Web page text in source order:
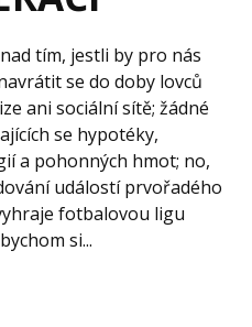
tím, jestli by pro nás
se do doby lovců
ani sociální sítě; žádné
se hypotéky,
a pohonných hmot; no,
událostí prvořadého
fotbalovou ligu
si...